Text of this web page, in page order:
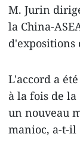
M. Jurin
la China-
d'expositions
L'accord a
à la fois de
un nouveau
manioc, a-t-il